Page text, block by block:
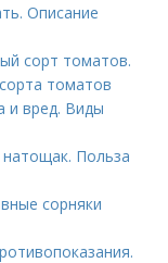
Описание
сорт томатов.
томатов
и вред. Виды
Польза
сорняки